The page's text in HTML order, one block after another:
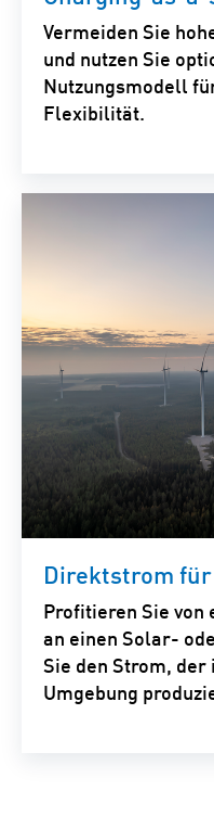
Vermeiden Sie
und nutzen Sie
Nutzungsmodell
Flexibilität.
Direktstrom
Profitieren Sie von
an einen Solar-
Sie den Strom,
Umgebung